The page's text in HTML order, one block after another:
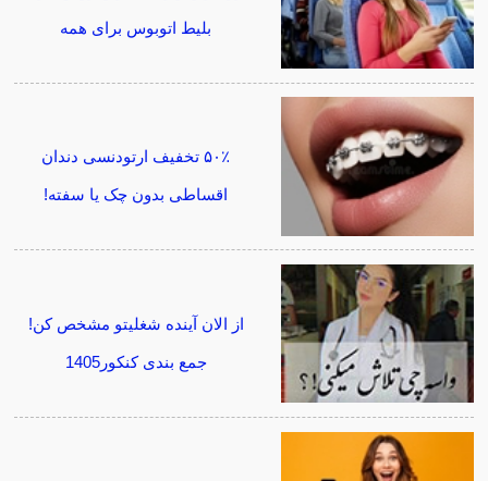
بلیط اتوبوس برای همه
۵۰٪ تخفیف ارتودنسی دندان
اقساطی بدون چک یا سفته!
از الان آینده شغلیتو مشخص کن!
جمع بندی کنکور1405